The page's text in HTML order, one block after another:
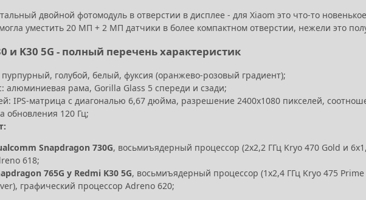
двойной фотомодуль в отверстии в дисплее - для Xiaom это что-то
уместить 20 МП + 2 МП датчики в более компактном отверстии, нежели это
и K30 5G - полный перечень характеристик
пурпурный, голубой, белый, фуксия (оранжево-розовый градиент);
алюминиевая рама, Gorilla Glass 5 спереди и сзади;
IPS-матрица с диагональю 6,67 дюйма, разрешение 2400x1080 пикселей,
обновления 120 Гц;
Snapdragon 730G, восьмиъядерный процессор (2x2,2 ГГц Kryo 470 Gold и
618;
765G у Redmi K30 5G, восьмиъядерный процессор (1x2,4 ГГц Kryo 475
графический процессор Adreno 620;